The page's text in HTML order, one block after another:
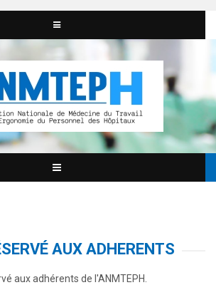
AUX ADHERENTS
aux adhérents de l'ANMTEPH.